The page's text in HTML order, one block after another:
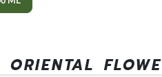
ORIENTAL